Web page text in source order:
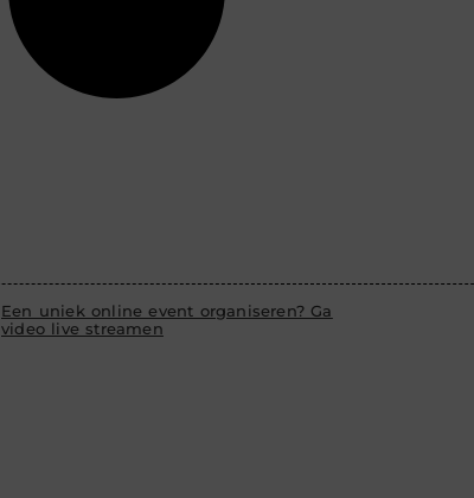
Een uniek online event organiseren? Ga
video live streamen